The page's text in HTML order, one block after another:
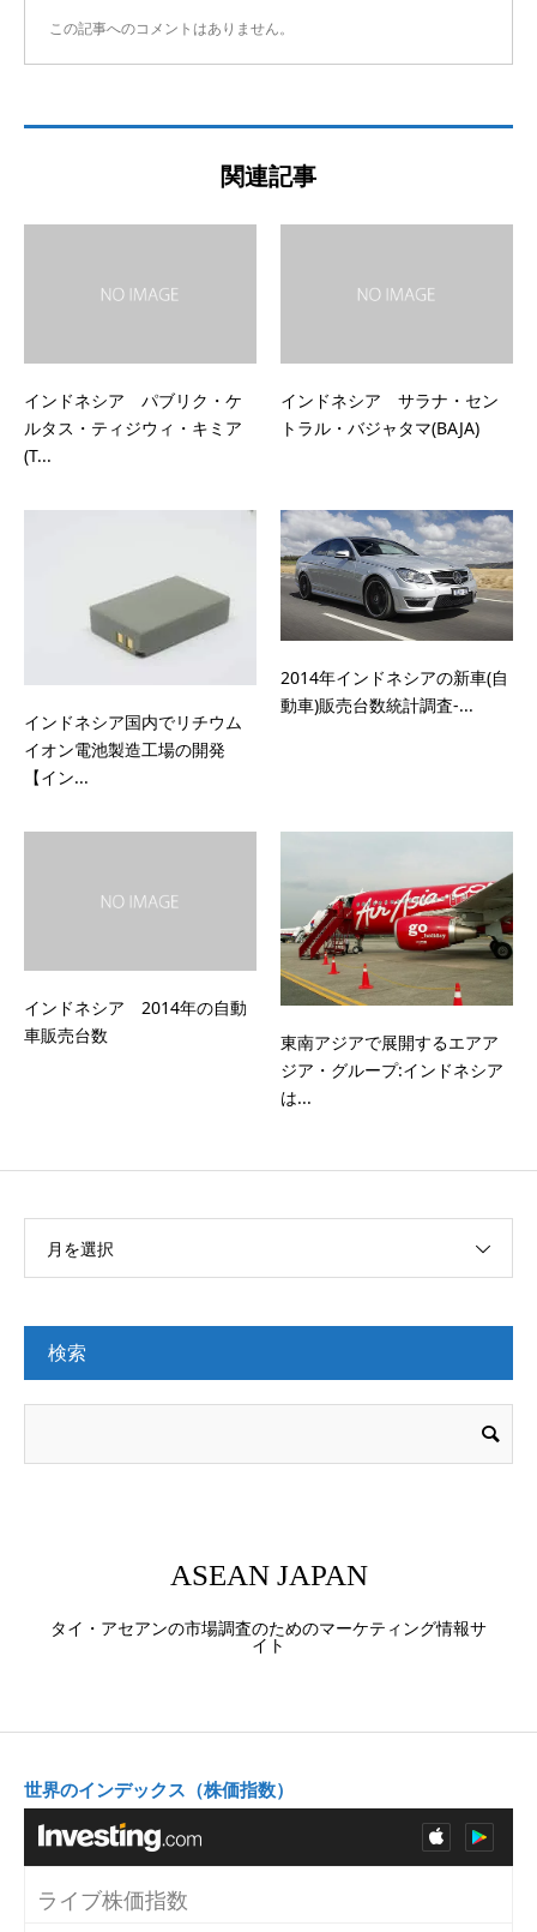
この記事へのコメントはありません。
関連記事
インドネシア パブリク・ケ
ルタス・ティジウィ・キミア
(T...
インドネシア サラナ・セン
トラル・バジャタマ(BAJA)
インドネシア国内でリチウム
イオン電池製造工場の開発
【イン...
2014年インドネシアの新車(自
動車)販売台数統計調査-...
インドネシア 2014年の自動
車販売台数
東南アジアで展開するエアア
ジア・グループ:インドネシア
は...
月を選択
検索
ASEAN JAPAN
タイ・アセアンの市場調査のためのマーケティング情報サ
イト
世界のインデックス（株価指数）